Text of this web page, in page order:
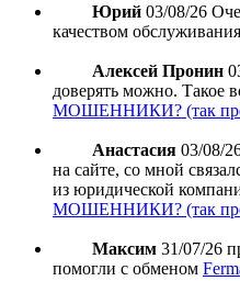
Юрий 03/08/26
качеством
Алексей Пронин
доверять можно. Такое
МОШЕННИКИ? (так
Анастасия 03/08/
на сайте, со мной
из юридической
МОШЕННИКИ? (так
Максим 31/07/26
помогли с обменом